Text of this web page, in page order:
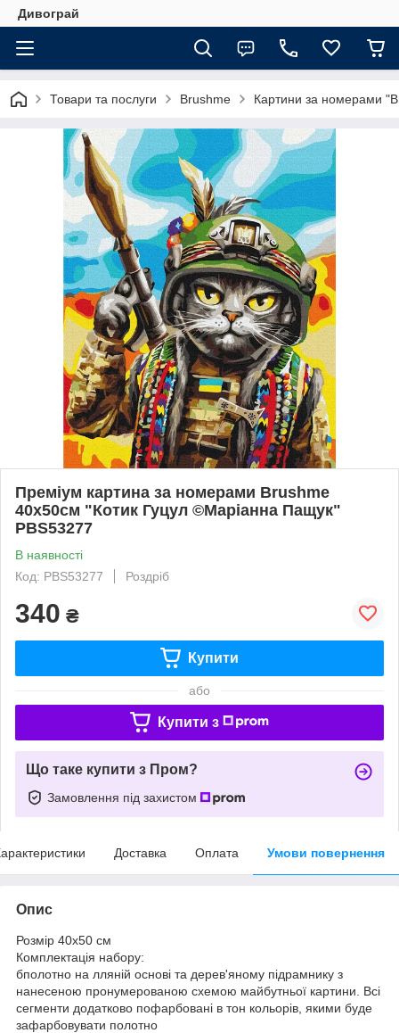
Дивограй
Товари та послуги Brushme Картини за номерами
Преміум картина за номерами Brushme
40x50см "Котик Гуцул ©Маріанна Пащук"
PBS53277
В наявності
Код: PBS53277
Роздріб
340 ₴
Купити
або
Купити з
Що таке купити з Пром?
Замовлення під захистом
Доставка Оплата Умови повернення
Опис
Розмір 40x50 см
Комплектація набору:
бполотно на лляній основі та дерев'яному підрамнику з
нанесеною пронумерованою схемою майбутньої картини. Всі
сегменти додатково пофарбовані в тон кольорів, якими буде
зафарбовувати полотно